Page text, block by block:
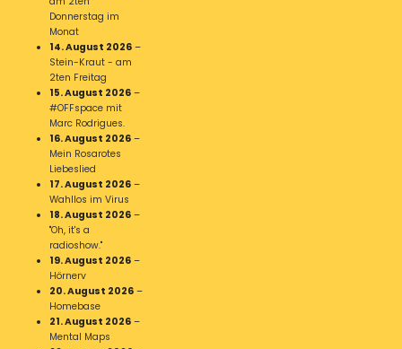
Donnerstag im
Monat
14. August 2026 –
Stein-Kraut - am
2ten Freitag
15. August 2026 –
#OFFspace mit
Marc Rodrigues.
16. August 2026 –
Mein Rosarotes
Liebeslied
17. August 2026 –
Wahllos im Virus
18. August 2026 –
"Oh, it's a
radioshow."
19. August 2026 –
Hörnerv
20. August 2026 –
Homebase
21. August 2026 –
Mental Maps